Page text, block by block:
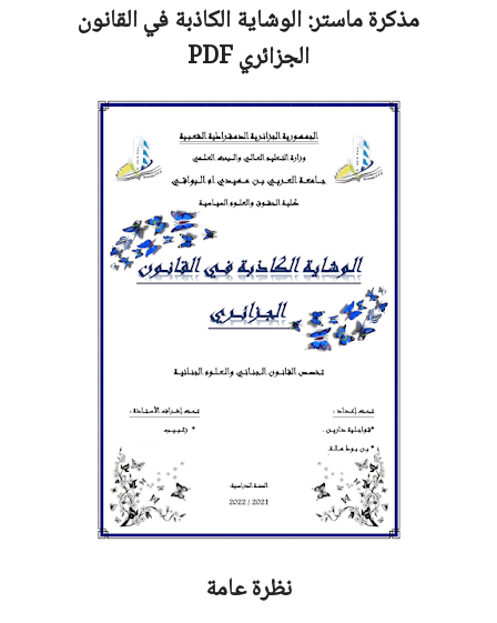
مذكرة ماستر:الوشاية الكاذبة في القانون
الجزائريPDF
نظرة عامة